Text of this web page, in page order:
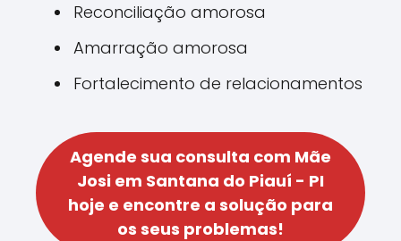
Reconciliação amorosa
Amarração amorosa
Fortalecimento de relacionamentos
Agende sua consulta com Mãe
Josi em Santana do Piauí - PI
hoje e encontre a solução para
os seus problemas!